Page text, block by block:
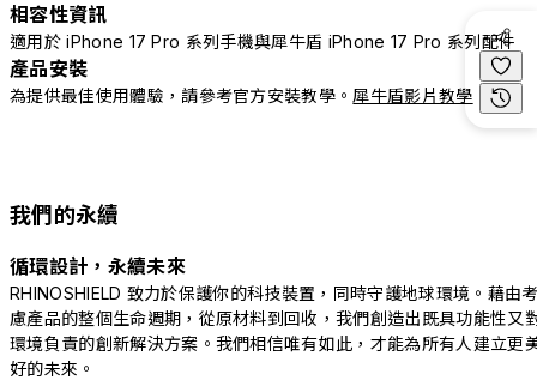
相容性資訊
適用於 iPhone 17 Pro 系列手機與犀牛盾 iPhone 17 Pro 系列配件
產品安裝
為提供最佳使用體驗，請參考官方安裝教學。 犀牛盾影片教學
我們的永續
循環設計，永續未來
RHINOSHIELD 致力於保護你的科技裝置，同時守護地球環境。藉由
慮產品的整個生命週期，從原材料到回收，我們創造出既具功能性又
環境負責的創新解決方案。我們相信唯有如此，才能為所有人建立更
好的未來。